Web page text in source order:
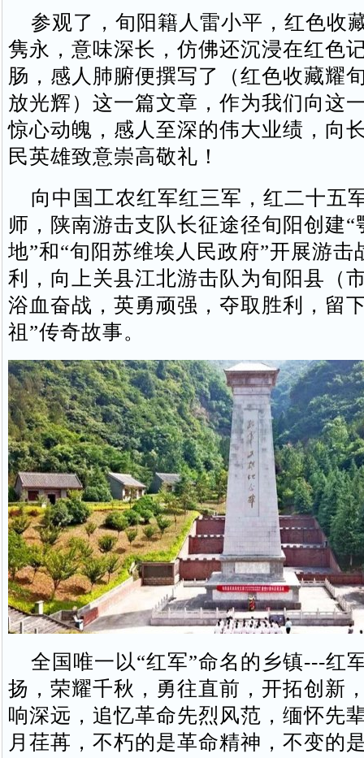
参观了，旬阳籍人雷小平，红色收
隽永，意味深长，仿佛还沉浸在红色
肠，感人肺腑便撰写了（红色收藏耀
放光辉）这一篇文章，作为我们向这
惊心动魄，感人至深的伟大业绩，向
民英雄致意崇高敬礼！
向中国工农红军红三军，红二十五
师，陕南游击支队长征途径旬阳创建“
地”和“旬阳苏维埃人民政府”开展游击
利，向上关县江北游击队为旬阳县（
浴血奋战，英勇顽强，夺取胜利，留
祖”传奇故事。
全国唯一以“红军”命名的乡镇---红
扬，荣耀千秋，勇往直前，开拓创新
响深远，追忆革命先烈风范，缅怀先
月荏苒，不朽的是革命精神，不变的